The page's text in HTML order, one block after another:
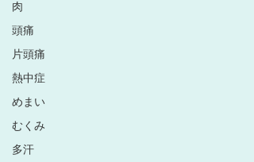
肉
頭痛
片頭痛
熱中症
めまい
むくみ
多汗